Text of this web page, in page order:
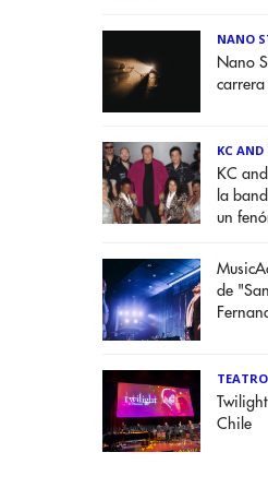
NANO
Nano
KC
KC
la
un
de
Chile